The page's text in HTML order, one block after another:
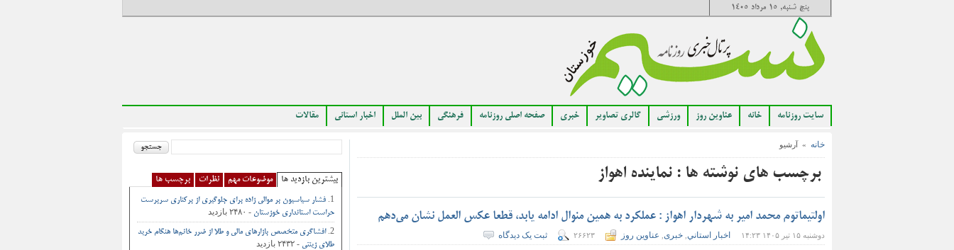
پنج شنبه, ۱۵ مرداد ۱۴۰۵
سایت روزنامه خانه عناوین روز ورزشی گالری تصاویر خبری صفحه اصلی روزنامه فرهنگی بین الملل اخبار استانی مقالات
خانه » آرشیو
برچسب های نوشته ها : نماینده اهواز
اولتیماتوم محمد امیر به شهردار اهواز : عملکرد به همین منوال ادامه یابد، قطعا عکس العمل نشان می‌دهم
دوشنبه ۱۵ تیر ۱۴۰۵ ۱۴:۲۳ اخبار استاني خبری عناوین روز ۲۶۶۲۳ ثبت یک دیدگاه
بیشترین بازدید ها موضوعات مهم نظرات برچسب ها
فشار سیاسیون بر موالی زاده برای جلوگیری از برکناری سرپرست
حراست استانداری خوزستان - ۲۴۸۰ بازدید
افشاگری متخصص بازارهای مالی و طلا از ضرر خانم‌ها هنگام خرید
طلای زینتی - ۲۴۳۲ بازدید